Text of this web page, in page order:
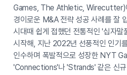
Games, The Athletic, Wirecutter)
경이로운 M&A 전략 성공 사례를 잘
시대때 쉽게 접했던 전통적인 '십자
시작해, 지난 2022년 선풍적인 인기
인수하며 폭발적으로 성장한 NYT
'Connections'나 'Strands' 같은 신규